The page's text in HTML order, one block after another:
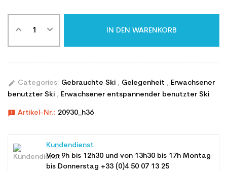
IN DEN WARENKORB
edit Categories: Gebrauchte Ski , Gelegenheit , Erwachsener
benutzter Ski , Erwachsener entspannender benutzter Ski
announcement Artikel-Nr.: 20930_h36
Kundendienst
Von 9h bis 12h30 und von 13h30 bis 17h Montag
bis Donnerstag +33 (0)4 50 07 13 25